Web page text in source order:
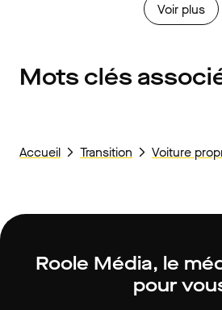
Voir plus
Mots clés
Accueil Transition Voiture
Roole Média, le
pour